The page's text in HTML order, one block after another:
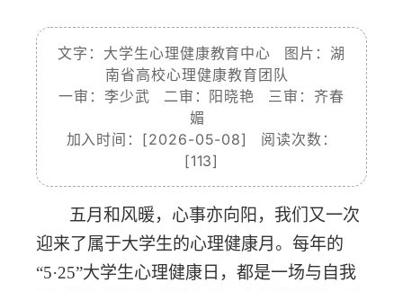
文字：大学生心理健康教育中心 图片：湖
南省高校心理健康教育团队
一审：李少武 二审：阳晓艳 三审：齐春
媚
加入时间：[2026-05-08] 阅读次数：
[113]
五月和风暖，心事亦向阳，我们又一次
迎来了属于大学生的心理健康月。每年的
“5·25”大学生心理健康日，都是一场与自我